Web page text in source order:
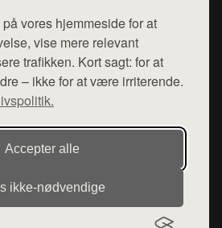
vores hjemmeside for at
vise mere relevant
trafikken. Kort sagt: for at
– ikke for at være irriterende.
Accepter alle
ikke‑nødvendige
Mail: hej@want.dk
Cookie- og privatlivspolitik
der udgiver en række
af forskellige produkter fra
ikke varer fra denne side - vi
sælger varen. Vi har heller ikke